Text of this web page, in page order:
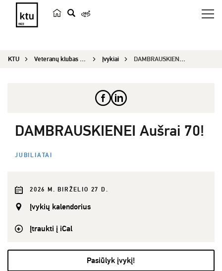
e
KTU Veteranų klubas „Emeritus“ Įvykiai DAMBRAUSKIENEI Aušrai 70!
DAMBRAUSKIENEI Aušrai 70!
JUBILIATAI
2026 M. BIRŽELIO 27 D.
Įvykių kalendorius
Įtraukti į iCal
Pasiūlyk įvykį!